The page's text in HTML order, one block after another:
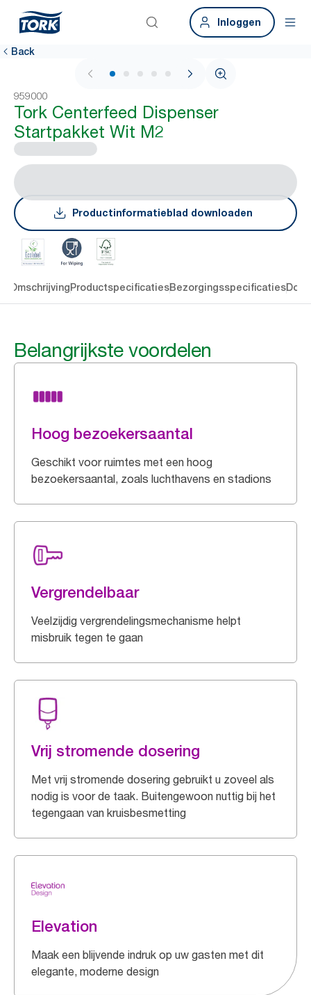
Inloggen
Back
1 / 5
959000
Tork Centerfeed Dispenser
Startpakket Wit M2
Productinformatieblad downloaden
OmschrijvingProductspecificatiesBezorgingsspecificaties
Belangrijkste voordelen
Hoog bezoekersaantal
Geschikt voor ruimtes met een hoog
bezoekersaantal, zoals luchthavens en stadions
Vergrendelbaar
Veelzijdig vergrendelingsmechanisme helpt
misbruik tegen te gaan
Vrij stromende dosering
Met vrij stromende dosering gebruikt u zoveel als
nodig is voor de taak. Buitengewoon nuttig bij het
tegengaan van kruisbesmetting
Elevation
Maak een blijvende indruk op uw gasten met dit
elegante, moderne design